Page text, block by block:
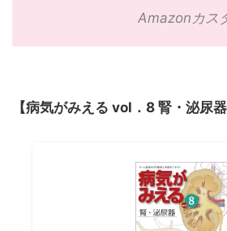
Amazonカス
【病気がみえる vol．8 腎・泌尿器